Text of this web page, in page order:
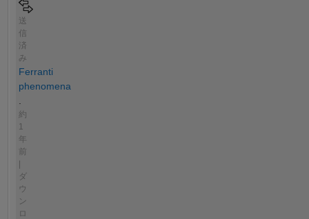
送
信
済
み
Ferranti
phenomena
約
1
年
前
|
ダ
ウ
ン
ロ